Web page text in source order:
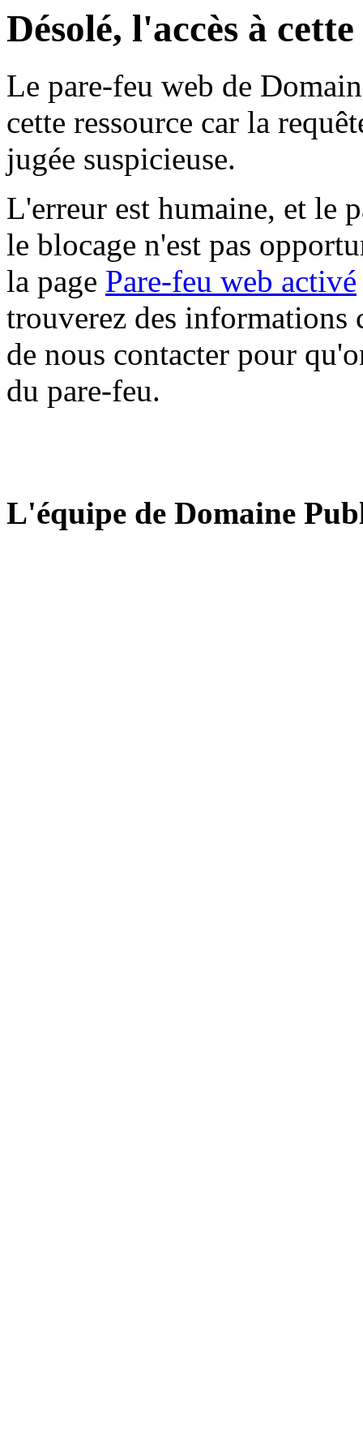
Désolé, l'accès à
Le pare-feu web de
cette ressource car la
jugée suspicieuse.
L'erreur est humaine, et le
le blocage n'est pas
la page Pare-feu web activé
trouverez des informations
de nous contacter pour
du pare-feu.
L'équipe de Domaine